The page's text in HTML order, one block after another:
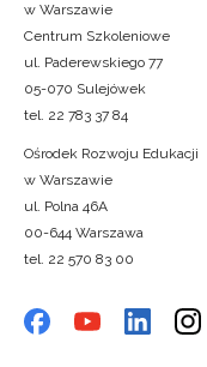
w Warszawie
Centrum Szkoleniowe
ul. Paderewskiego 77
05-070 Sulejówek
tel. 22 783 37 84
Ośrodek Rozwoju Edukacji
w Warszawie
ul. Polna 46A
00-644 Warszawa
tel. 22 570 83 00